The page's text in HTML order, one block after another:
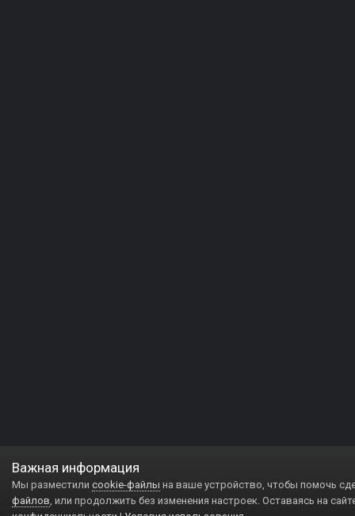
Важная информация
Мы разместили cookie-файлы на ваше устройство, чтобы помочь
файлов, или продолжить без изменения настроек. Оставаясь на